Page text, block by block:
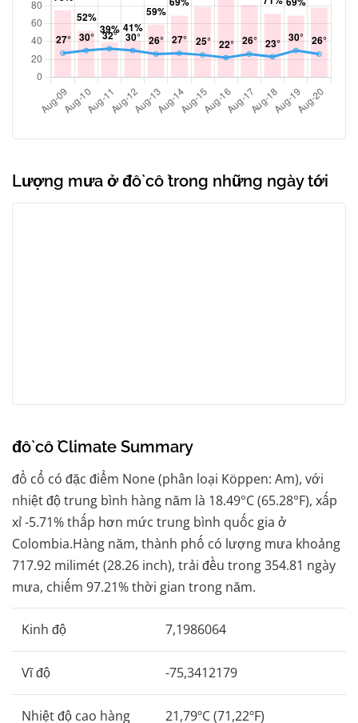
Lượng mưa ở đồ cổ trong những ngày tới
đồ cổ Climate Summary
đồ cổ có đặc điểm None (phân loại Köppen: Am), với
nhiệt độ trung bình hàng năm là 18.49°C (65.28°F), xấp
xỉ -5.71% thấp hơn mức trung bình quốc gia ở
Colombia.Hàng năm, thành phố có lượng mưa khoảng
717.92 milimét (28.26 inch), trải đều trong 354.81 ngày
mưa, chiếm 97.21% thời gian trong năm.
Kinh độ 7,1986064
Vĩ độ -75,3412179
Nhiệt độ cao hàng
21,79ºC (71,22ºF)